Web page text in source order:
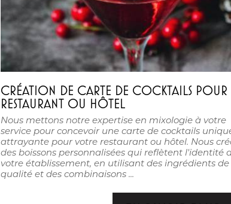
CRÉATION DE CARTE DE COCKTAILS POUR
RESTAURANT OU HÔTEL
Nous mettons notre expertise en mixologie à votre
service pour concevoir une carte de cocktails
attrayante pour votre restaurant ou hôtel. Nous
des boissons personnalisées qui reflètent l'identité
votre établissement, en utilisant des ingrédients de
qualité et des combinaisons ...